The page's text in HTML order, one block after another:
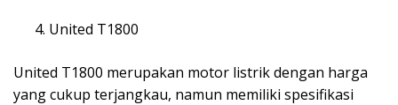
United T1800
United T1800 merupakan motor listrik dengan harga
yang cukup terjangkau, namun memiliki spesifikasi